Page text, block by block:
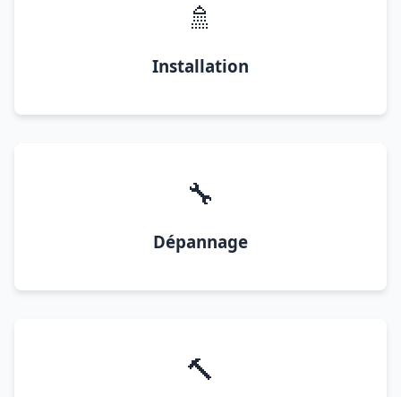
🚿
Installation
🔧
Dépannage
🔨